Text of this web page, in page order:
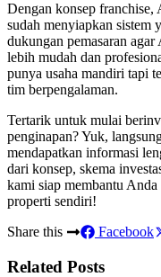
Dengan konsep
sudah menyiapkan sistem
dukungan pemasaran
lebih mudah dan
punya usaha mandiri tapi
tim berpengalaman.
Tertarik untuk mulai
penginapan? Yuk,
mendapatkan informasi
dari konsep, skema
kami siap membantu
properti sendiri!
Share this
Facebook
Related Posts